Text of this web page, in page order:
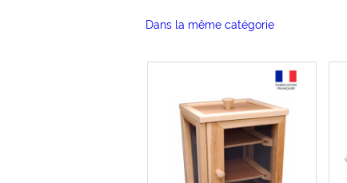
Dans la même catégorie